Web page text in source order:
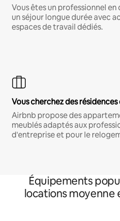
Vous êtes un professionnel
un séjour longue durée avec
espaces de travail dédiés.
Vous cherchez des
Airbnb propose des
meublés adaptés aux
d'entreprise et pour le
Équipements
locations moyenne